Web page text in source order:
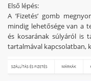
Első lépés:
A ’Fizetés’ gomb
mindig lehetősége van a
és kosarának súlyáról is
tartalmával kapcsolatban,